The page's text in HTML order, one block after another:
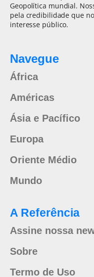
Geopolítica mundial.
pela credibilidade que
interesse público.
Navegue
África
Américas
Ásia e Pacífico
Europa
Oriente Médio
Mundo
A Referência
Assine nossa
Sobre
Termo de Uso